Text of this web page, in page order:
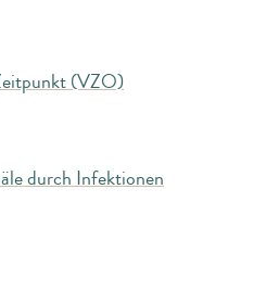
(VZO)
durch Infektionen